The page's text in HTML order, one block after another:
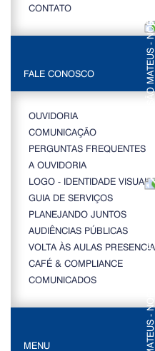
CONTATO
FALE CONOSCO
OUVIDORIA
COMUNICAÇÃO
PERGUNTAS FREQUENTES
A OUVIDORIA
LOGO - IDENTIDADE VISUAL
GUIA DE SERVIÇOS
PLANEJANDO JUNTOS
AUDIÊNCIAS PÚBLICAS
VOLTA ÀS AULAS
CAFÉ & COMPLIANCE
COMUNICADOS
MENU